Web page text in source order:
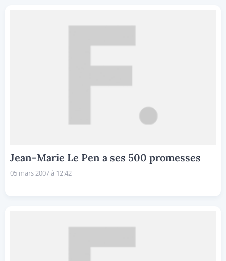
Jean-Marie Le Pen a ses 500 promesses
05 mars 2007 à 12:42